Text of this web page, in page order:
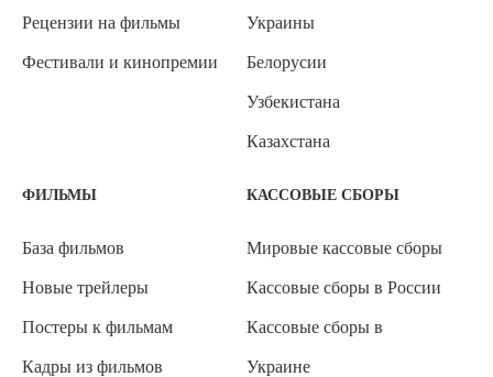
Рецензии на фильмы
Фестивали и кинопремии
Украины
Белорусии
Узбекистана
Казахстана
ФИЛЬМЫ
База фильмов
Новые трейлеры
Постеры к фильмам
Кадры из фильмов
КАССОВЫЕ СБОРЫ
Мировые кассовые сборы
Кассовые сборы в России
Кассовые сборы в
Украине